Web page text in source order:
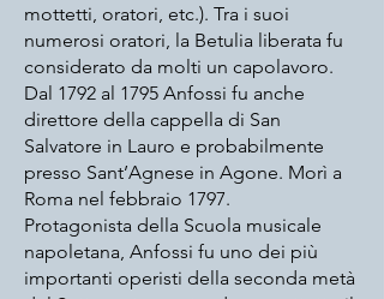
mottetti, oratori, etc.). Tra i suoi
numerosi oratori, la Betulia liberata fu
considerato da molti un capolavoro.
Dal 1792 al 1795 Anfossi fu anche
direttore della cappella di San
Salvatore in Lauro e probabilmente
presso Sant’Agnese in Agone. Morì a
Roma nel febbraio 1797.
Protagonista della Scuola musicale
napoletana, Anfossi fu uno dei più
importanti operisti della seconda metà